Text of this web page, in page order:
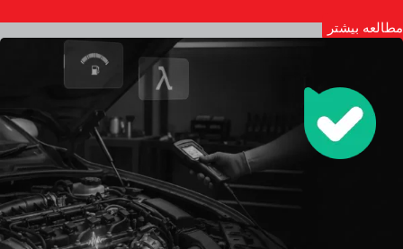
مطالعه بیشتر